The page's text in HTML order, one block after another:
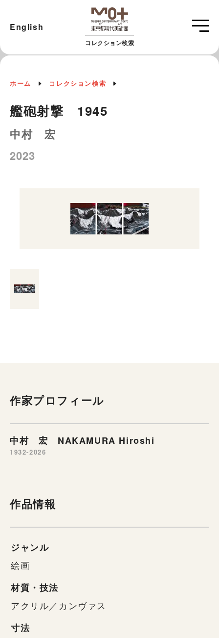
コレクション検索
English
ホーム コレクション検索
艦砲射撃 1945
中村 宏
2023
作家プロフィール
中村 宏 NAKAMURA Hiroshi
1932-2026
作品情報
ジャンル
絵画
材質・技法
アクリル／カンヴァス
寸法